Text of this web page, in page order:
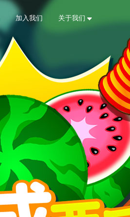
加入我们 关于我们